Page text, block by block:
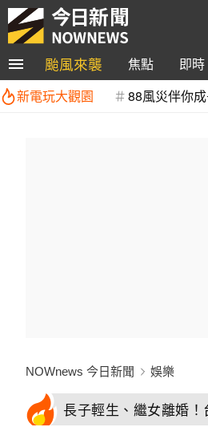
颱風來襲 焦點 即時
新電玩大觀園
88風災伴你
NOWnews 今日新聞 娛樂
長子輕生、繼女離婚